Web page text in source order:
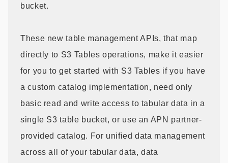
bucket.
These new table management APIs, that map
directly to S3 Tables operations, make it easier
for you to get started with S3 Tables if you have
a custom catalog implementation, need only
basic read and write access to tabular data in a
single S3 table bucket, or use an APN partner-
provided catalog. For unified data management
across all of your tabular data, data